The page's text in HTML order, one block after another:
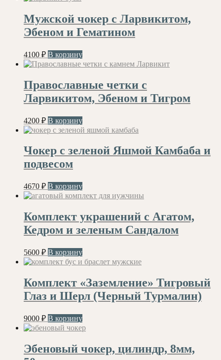
Мужской чокер с Ларвикитом,
Эбеном и Гематином
4100 ₽ В корзину
Православные четки с
Ларвикитом, Эбеном и Тигром
4200 ₽ В корзину
Чокер с зеленой Яшмой Камбаба и
подвесом
4670 ₽ В корзину
Комплект украшений с Агатом,
Кедром и зеленым Сандалом
5600 ₽ В корзину
Комплект «Заземление» Тигровый
Глаз и Шерл (Черный Турмалин)
9000 ₽ В корзину
Эбеновый чокер, цилиндр, 8мм,